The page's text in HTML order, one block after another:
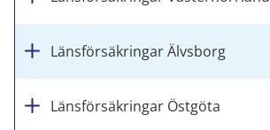
Länsförsäkringar Älvsborg
Länsförsäkringar Östgöta